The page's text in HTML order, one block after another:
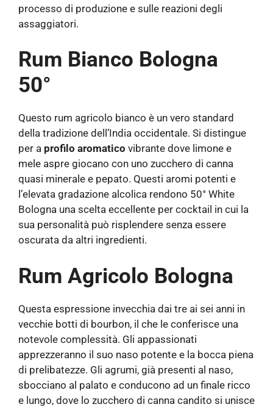
processo di produzione e sulle reazioni degli
assaggiatori.
Rum Bianco Bologna
50°
Questo rum agricolo bianco è un vero standard
della tradizione dell’India occidentale. Si distingue
per a profilo aromatico vibrante dove limone e
mele aspre giocano con uno zucchero di canna
quasi minerale e pepato. Questi aromi potenti e
l’elevata gradazione alcolica rendono 50° White
Bologna una scelta eccellente per cocktail in cui la
sua personalità può risplendere senza essere
oscurata da altri ingredienti.
Rum Agricolo Bologna
Questa espressione invecchia dai tre ai sei anni in
vecchie botti di bourbon, il che le conferisce una
notevole complessità. Gli appassionati
apprezzeranno il suo naso potente e la bocca piena
di prelibatezze. Gli agrumi, già presenti al naso,
sbocciano al palato e conducono ad un finale ricco
e lungo, dove lo zucchero di canna candito si unisce